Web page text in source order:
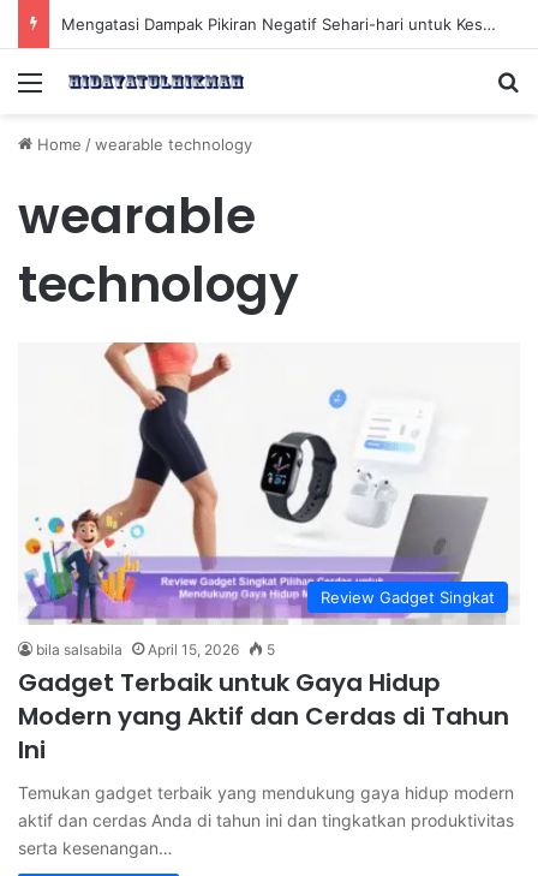
Mengatasi Dampak Pikiran Negatif Sehari-hari untuk Kesehatan Mental yang Lebih Baik
Menu
Home /wearable technology
wearable
technology
Review Gadget Singkat
bila salsabila April 15, 2026 5
Gadget Terbaik untuk Gaya Hidup
Modern yang Aktif dan Cerdas di Tahun
Ini
Temukan gadget terbaik yang mendukung gaya hidup modern
aktif dan cerdas Anda di tahun ini dan tingkatkan produktivitas
serta kesenangan…